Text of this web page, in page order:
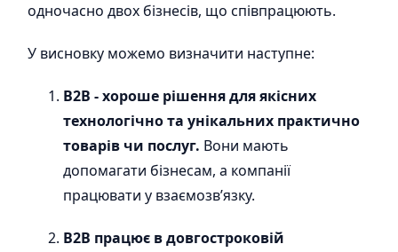
одночасно двох бізнесів, що співпрацюють.
У висновку можемо визначити наступне:
В2В - хороше рішення для якісних
технологічно та унікальних практично
товарів чи послуг. Вони мають
допомагати бізнесам, а компанії
працювати у взаємозвʼязку.
В2В працює в довгостроковій